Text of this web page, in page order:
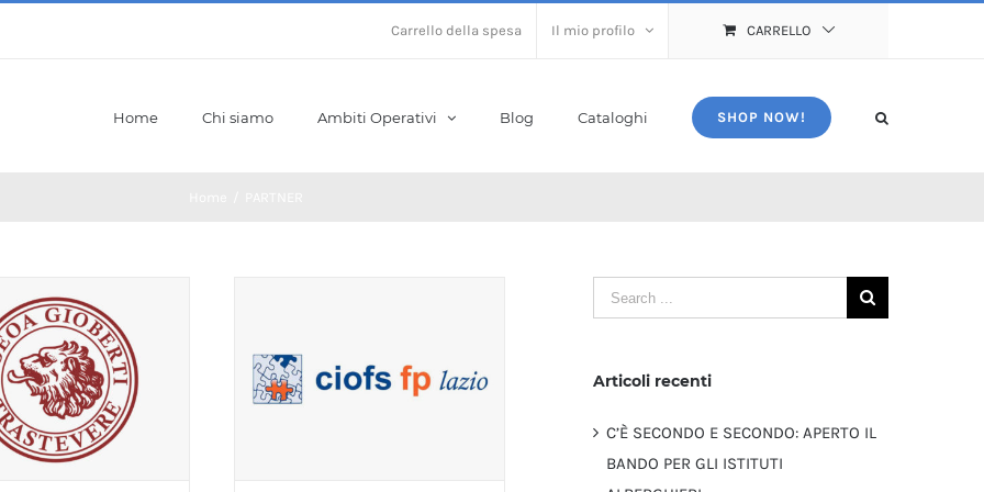
Carrello della spesa Il mio profilo CARRELLO
Home Chi siamo Ambiti Operativi Blog Cataloghi SHOP NOW!
Search
for:
Articoli recenti
C’È SECONDO E SECONDO: APERTO IL
BANDO PER GLI ISTITUTI